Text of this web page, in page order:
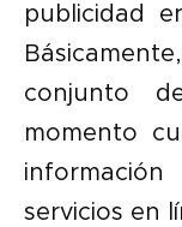
publicidad
conjunto
momento
servicios en